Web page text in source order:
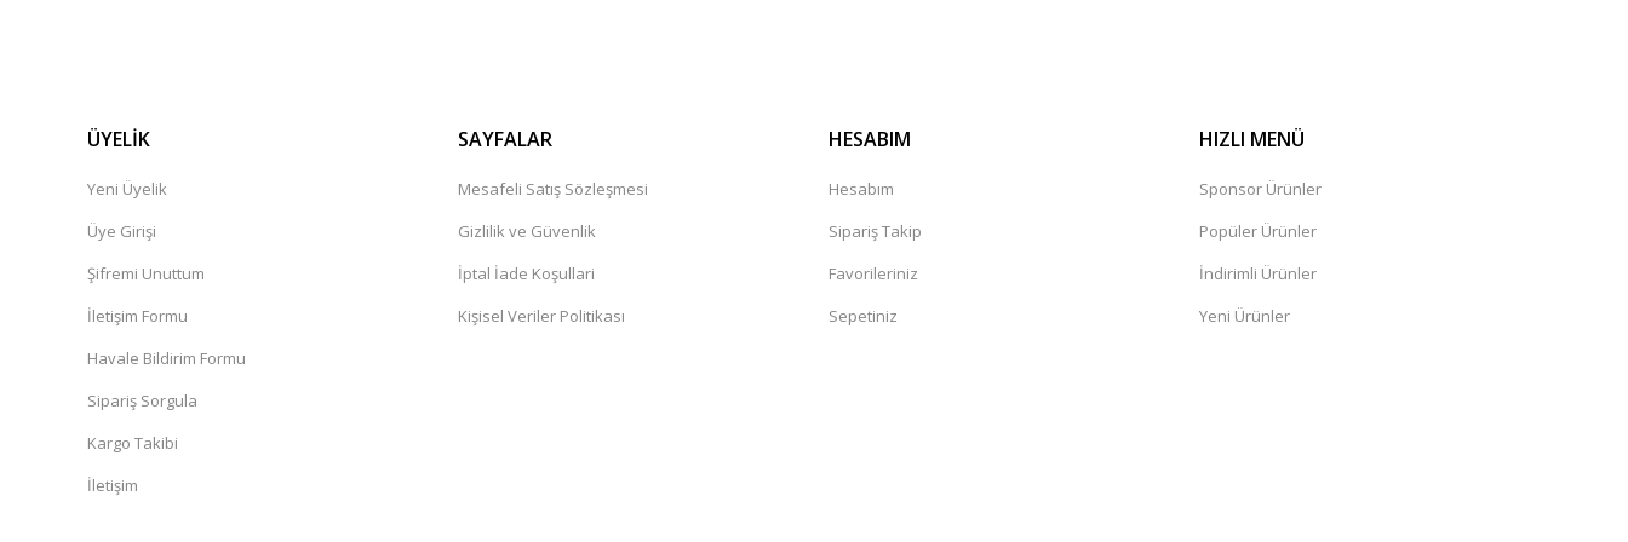
ÜYELİK
Yeni Üyelik
Üye Girişi
Şifremi Unuttum
İletişim Formu
Havale Bildirim Formu
Sipariş Sorgula
Kargo Takibi
İletişim
SAYFALAR
Mesafeli Satış Sözleşmesi
Gizlilik ve Güvenlik
İptal İade Koşullari
Kişisel Veriler Politikası
HESABIM
Hesabım
Sipariş Takip
Favorileriniz
Sepetiniz
HIZLI MENÜ
Sponsor Ürünler
Popüler Ürünler
İndirimli Ürünler
Yeni Ürünler